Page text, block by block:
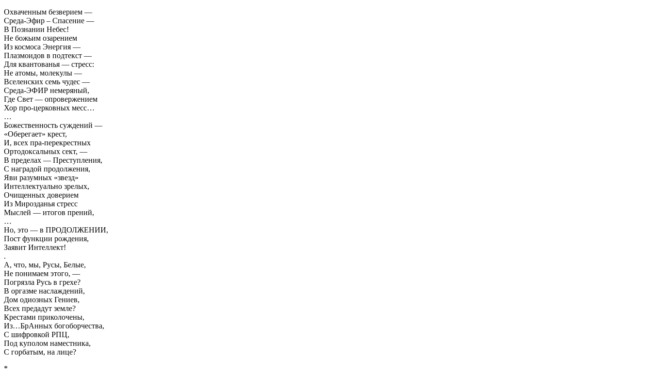
Охваченным безверием —
Среда-Эфир – Спасение —
В Познании Небес!
Не божьим озарением
Из космоса Энергия —
Плазмоидов в подтекст —
Для квантованья — стресс:
Не атомы, молекулы —
Вселенских семь чудес —
Среда-ЭФИР немеряный,
Где Свет — опровержением
Хор про-церковных месс…
…
Божественность суждений —
«Оберегает» крест,
И, всех пра-перекрестных
Ортодоксальных сект, —
В пределах — Преступления,
С наградой продолжения,
Яви разумных «звезд»
Интеллектуально зрелых,
Очищенных доверием
Из Мирозданья стресс
Мыслей — итогов прений,
…
Но, это — в ПРОДОЛЖЕНИИ,
Пост функции рождения,
Заявит Интеллект!
.
А, что, мы, Русы, Белые,
Не понимаем этого, —
Погрязла Русь в грехе?
В оргазме наслаждений,
Дом одиозных Гениев,
Всех предадут земле?
Крестами приколочены,
Из…БрАнных богоборчества,
С шифровкой РПЦ,
Под куполом наместника,
С горбатым, на лице?
*